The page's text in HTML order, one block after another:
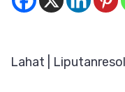
Lahat |